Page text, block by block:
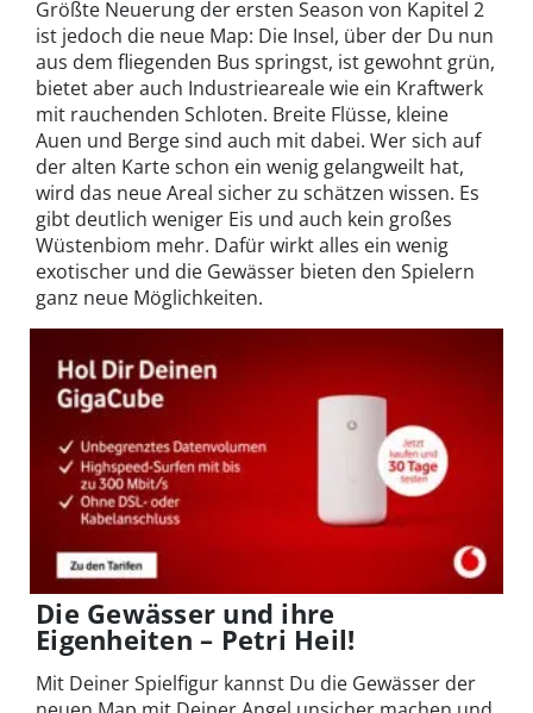
Größte Neuerung der ersten Season von Kapitel 2
ist jedoch die neue Map: Die Insel, über der Du nun
aus dem fliegenden Bus springst, ist gewohnt grün,
bietet aber auch Industrieareale wie ein Kraftwerk
mit rauchenden Schloten. Breite Flüsse, kleine
Auen und Berge sind auch mit dabei. Wer sich auf
der alten Karte schon ein wenig gelangweilt hat,
wird das neue Areal sicher zu schätzen wissen. Es
gibt deutlich weniger Eis und auch kein großes
Wüstenbiom mehr. Dafür wirkt alles ein wenig
exotischer und die Gewässer bieten den Spielern
ganz neue Möglichkeiten.
Die Gewässer und ihre
Eigenheiten – Petri Heil!
Mit Deiner Spielfigur kannst Du die Gewässer der